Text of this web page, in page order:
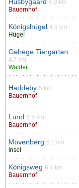
Hüsbygaard 4.3 km
Bauernhof
Königshügel 4.5 km
Hügel
Gehege Tiergarten
4.7 km
Wälder
Haddeby 5 km
Bauernhof
Lund 5.5 km
Bauernhof
Mövenberg 6.1 km
Insel
Königsweg 6.4 km
Bauernhof